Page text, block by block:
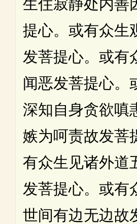
生住寂静处内善
提心。或有众生
发菩提心。或有
闻恶发菩提心。
深知自身贪欲嗔
嫉为呵责故发菩
有众生见诸外道
发菩提心。或有
世间有边无边故